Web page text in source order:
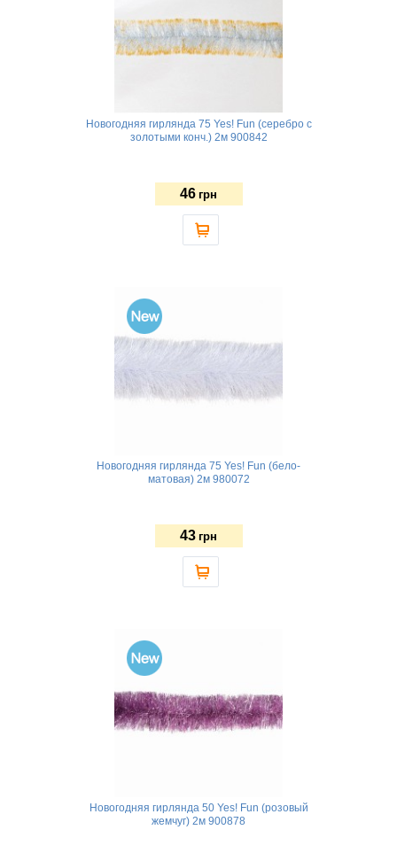
Новогодняя гирлянда 75 Yes! Fun (серебро с
золотыми конч.) 2м 900842
46 грн
Новогодняя гирлянда 75 Yes! Fun (бело-
матовая) 2м 980072
43 грн
Новогодняя гирлянда 50 Yes! Fun (розовый
жемчуг) 2м 900878